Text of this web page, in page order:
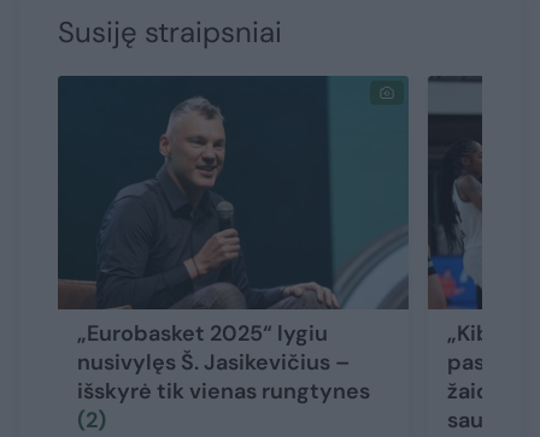
Susiję straipsniai
„Eurobasket 2025“ lygiu
nusivylęs Š. Jasikevičius –
išskyrė tik vienas rungtynes
(2)
saugiai“